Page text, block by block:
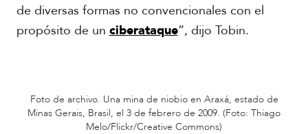
de diversas formas no convencionales con el
propósito de un ciberataque”, dijo Tobin.
Foto de archivo. Una mina de niobio en Araxá, estado de
Minas Gerais, Brasil, el 3 de febrero de 2009. (Foto: Thiago
Melo/Flickr/Creative Commons)